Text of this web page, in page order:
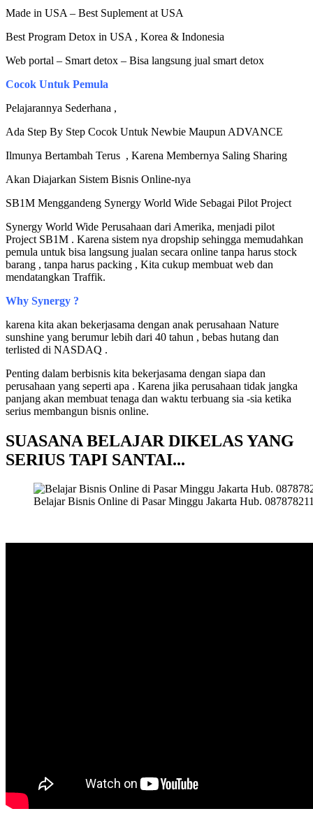
Made in USA – Best Suplement at USA
Best Program Detox in USA , Korea & Indonesia
Web portal – Smart detox – Bisa langsung jual smart detox
Cocok Untuk Pemula
Pelajarannya Sederhana ,
Ada Step By Step Cocok Untuk Newbie Maupun ADVANCE
Ilmunya Bertambah Terus , Karena Membernya Saling Sharing
Akan Diajarkan Sistem Bisnis Online-nya
SB1M Menggandeng Synergy World Wide Sebagai Pilot Project
Synergy World Wide Perusahaan dari Amerika, menjadi pilot
Project SB1M . Karena sistem nya dropship sehingga memudahkan
pemula untuk bisa langsung jualan secara online tanpa harus stock
barang , tanpa harus packing , Kita cukup membuat web dan
mendatangkan Traffik.
Why Synergy ?
karena kita akan bekerjasama dengan anak perusahaan Nature
sunshine yang berumur lebih dari 40 tahun , bebas hutang dan
terlisted di NASDAQ .
Penting dalam berbisnis kita bekerjasama dengan siapa dan
perusahaan yang seperti apa . Karena jika perusahaan tidak jangka
panjang akan membuat tenaga dan waktu terbuang sia -sia ketika
serius membangun bisnis online.
SUASANA BELAJAR DIKELAS YANG
SERIUS TAPI SANTAI...
Belajar Bisnis Online di Pasar Minggu Jakarta Hub.